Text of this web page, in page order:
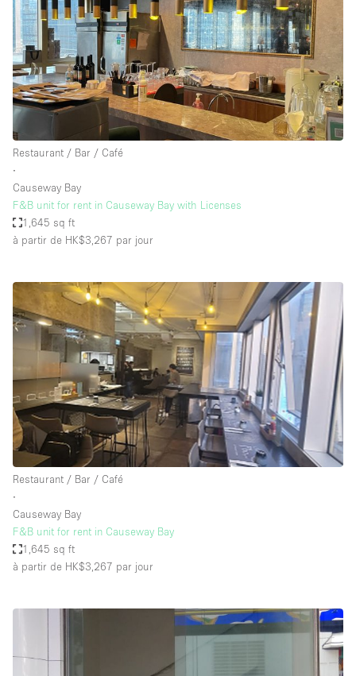
Restaurant / Bar / Café
∙
Causeway Bay
F&B unit for rent in Causeway Bay with Licenses
1,645 sq ft
à partir de HK$3,267 par jour
Restaurant / Bar / Café
∙
Causeway Bay
F&B unit for rent in Causeway Bay
1,645 sq ft
à partir de HK$3,267 par jour